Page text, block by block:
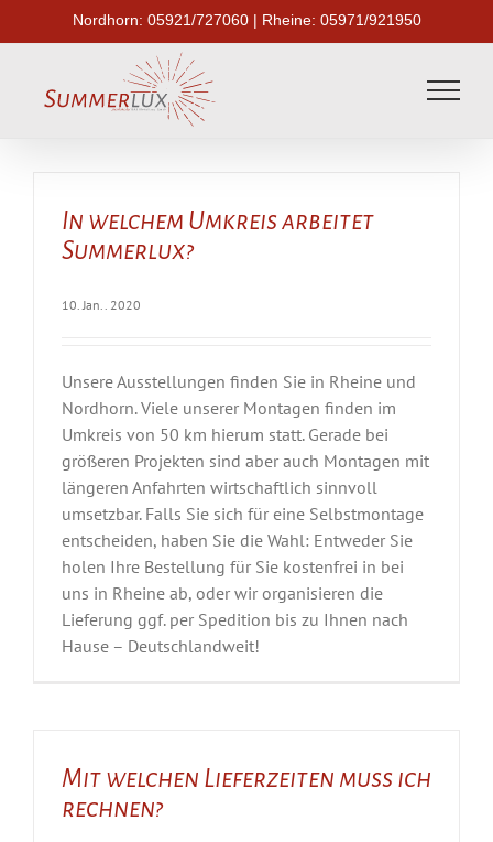
to
Nordhorn: 05921/727060| Rheine: 05971/921950
In welchem Umkreis arbeitet
Summerlux?
10. Jan.. 2020
Unsere Ausstellungen finden Sie in Rheine und
Nordhorn. Viele unserer Montagen finden im
Umkreis von 50 km hierum statt. Gerade bei
größeren Projekten sind aber auch Montagen mit
längeren Anfahrten wirtschaftlich sinnvoll
umsetzbar. Falls Sie sich für eine Selbstmontage
entscheiden, haben Sie die Wahl: Entweder Sie
holen Ihre Bestellung für Sie kostenfrei in bei
uns in Rheine ab, oder wir organisieren die
Lieferung ggf. per Spedition bis zu Ihnen nach
Hause – Deutschlandweit!
Mit welchen Lieferzeiten muss ich
rechnen?